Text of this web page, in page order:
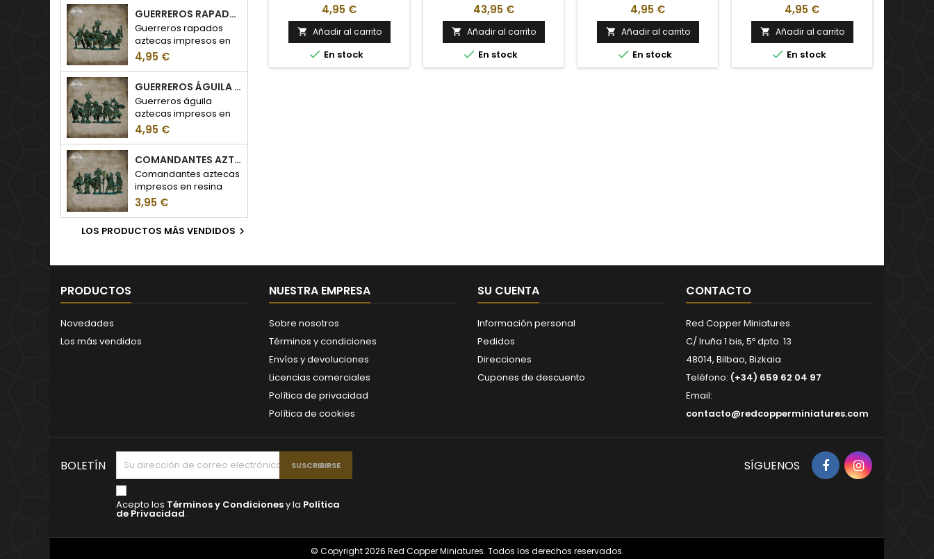
GUERREROS RAPADOS AZTECAS
Guerreros rapados
aztecas impresos en
resina
4,95 €
GUERREROS ÁGUILA AZTECAS
Guerreros águila
aztecas impresos en
resina
4,95 €
COMANDANTES AZTECAS
Comandantes aztecas
impresos en resina
3,95 €
LOS PRODUCTOS MÁS VENDIDOS 
4,95 €
 Añadir al carrito
 En stock
43,95 €
 Añadir al carrito
 En stock
4,95 €
 Añadir al carrito
 En stock
4,95 €
 Añadir al carrito
 En stock
PRODUCTOS
Novedades
Los más vendidos
NUESTRA EMPRESA
Sobre nosotros
Términos y condiciones
Envíos y devoluciones
Licencias comerciales
Política de privacidad
Política de cookies
SU CUENTA
Información personal
Pedidos
Direcciones
Cupones de descuento
CONTACTO
Red Copper Miniatures
C/ Iruña 1 bis, 5º dpto. 13
48014, Bilbao, Bizkaia
Teléfono: (+34) 659 62 04 97
Email:
contacto@redcopperminiatures.com
BOLETÍN
Acepto los Términos y Condicionesy la Política
de Privacidad.
FacebookInstagram
SÍGUENOS
© Copyright 2026 Red Copper Miniatures. Todos los derechos reservados.